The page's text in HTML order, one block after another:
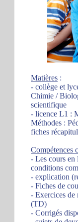
Matières :
- collège et
Chimie /
scientifique
- licence L1 :
Méthodes :
fiches
Compétences
- Les cours en
conditions
- explication
- Fiches de
- Exercices de
(TD)
- Corrigés